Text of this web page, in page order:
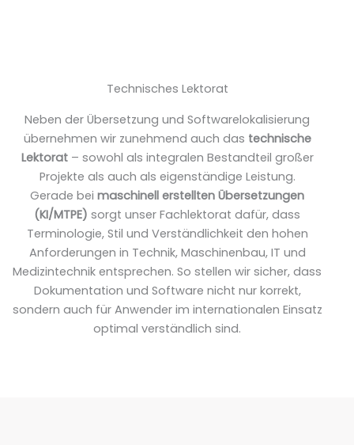
Technisches Lektorat
Neben der Übersetzung und Softwarelokalisierung
übernehmen wir zunehmend auch das technische
Lektorat– sowohl als integralen Bestandteil großer
Projekte als auch als eigenständige Leistung.
Gerade bei maschinell erstellten Übersetzungen
(KI/MTPE) sorgt unser Fachlektorat dafür, dass
Terminologie, Stil und Verständlichkeit den hohen
Anforderungen in Technik, Maschinenbau, IT und
Medizintechnik entsprechen. So stellen wir sicher, dass
Dokumentation und Software nicht nur korrekt,
sondern auch für Anwender im internationalen Einsatz
optimal verständlich sind.